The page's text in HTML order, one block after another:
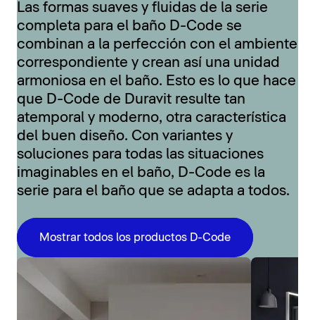
Las formas suaves y fluidas de la serie
completa para el baño D-Code se
combinan a la perfección con el ambiente
correspondiente y crean así una unidad
armoniosa en el baño. Esto es lo que hace
que D-Code de Duravit resulte tan
atemporal y moderno, otra característica
del buen diseño. Con variantes y
soluciones para todas las situaciones
imaginables en el baño, D-Code es la
serie para el baño que se adapta a todos.
Mostrar todos los productos D-Code